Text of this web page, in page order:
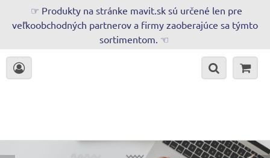
☞ Produkty na stránke mavit.sk sú určené len pre
veľkoobchodných partnerov a firmy zaoberajúce sa týmto
sortimentom. ☜